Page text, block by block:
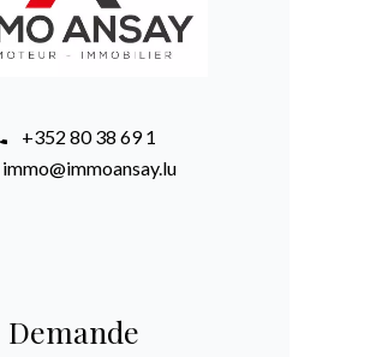
+352 80 38 69 1
immo@immoansay.lu
Demande